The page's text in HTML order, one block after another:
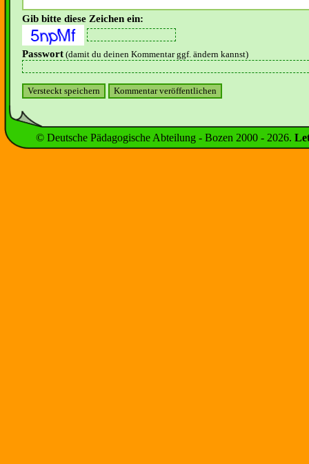
Gib bitte diese Zeichen ein:
Passwort (damit du deinen Kommentar ggf. ändern kannst)
© Deutsche Pädagogische Abteilung - Bozen 2000 - 2026.